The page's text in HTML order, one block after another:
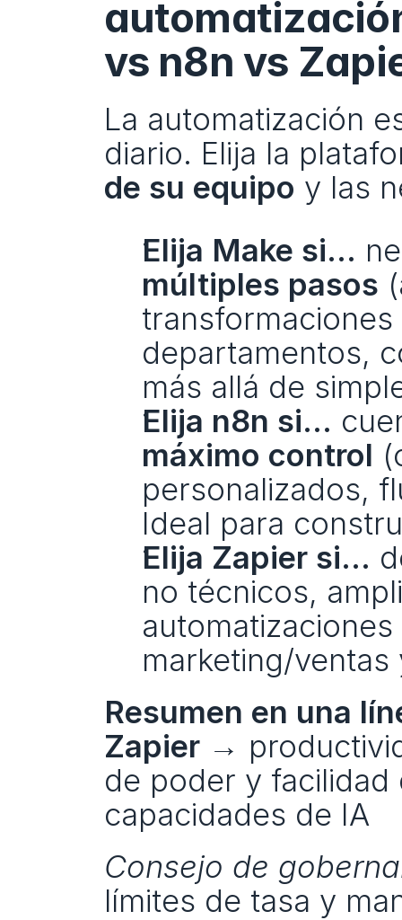
vs n8n vs
La automatización
diario. Elija la
de su equipo y las
Elija Make si...
múltiples pasos
departamentos,
más allá de
Elija n8n si...
máximo control
personalizados,
Ideal para
Elija Zapier si...
no técnicos,
marketing/ventas
Resumen en una
Zapier →
de poder y facilidad
capacidades de IA
Consejo de
límites de tasa y